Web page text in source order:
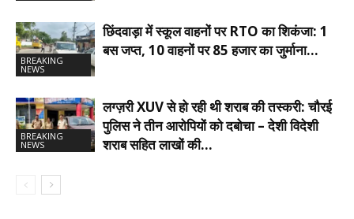
BREAKING
NEWS
छिंदवाड़ा में स्कूल वाहनों पर RTO का शिकंजा: 1
बस जप्त, 10 वाहनों पर 85 हजार का जुर्माना…
BREAKING
NEWS
लग्ज़री XUV से हो रही थी शराब की तस्करी: चौरई
पुलिस ने तीन आरोपियों को दबोचा – देशी विदेशी
शराब सहित लाखों की…